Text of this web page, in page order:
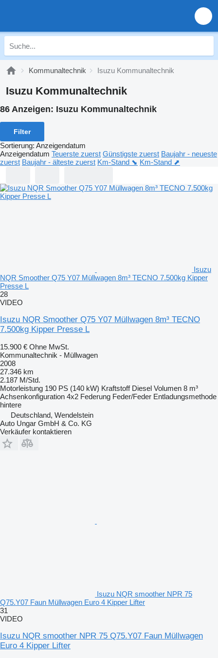
Kommunaltechnik Isuzu Kommunaltechnik
Isuzu Kommunaltechnik
86 Anzeigen: Isuzu Kommunaltechnik
Filter
Sortierung: Anzeigendatum
Anzeigendatum Teuerste zuerst Günstigste zuerst Baujahr - neueste
zuerst Baujahr - älteste zuerst Km-Stand ⬊ Km-Stand ⬈
Isuzu
NQR Smoother Q75 Y07 Müllwagen 8m³ TECNO 7.500kg Kipper
Presse L
28
VIDEO
Isuzu NQR Smoother Q75 Y07 Müllwagen 8m³ TECNO
7.500kg Kipper Presse L
15.900 € Ohne MwSt.
Kommunaltechnik - Müllwagen
2008
27.346 km
2.187 M/Std.
Motorleistung 190 PS (140 kW) Kraftstoff Diesel Volumen 8 m³
Achsenkonfiguration 4x2 Federung Feder/Feder Entladungsmethode
hintere
Deutschland, Wendelstein
Auto Ungar GmbH & Co. KG
Verkäufer kontaktieren
Isuzu NQR smoother NPR 75
Q75.Y07 Faun Müllwagen Euro 4 Kipper Lifter
31
VIDEO
Isuzu NQR smoother NPR 75 Q75.Y07 Faun Müllwagen
Euro 4 Kipper Lifter